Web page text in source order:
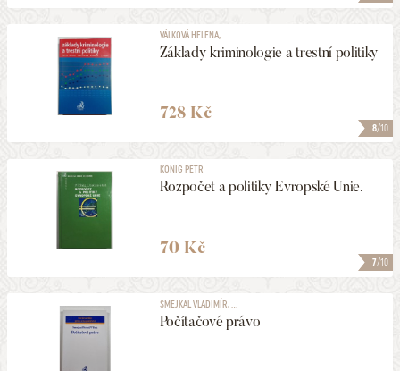
8/10
VÁLKOVÁ HELENA, ...
Základy kriminologie a trestní politiky
728 Kč
7/10
KÖNIG PETR
Rozpočet a politiky Evropské Unie.
70 Kč
SMEJKAL VLADIMÍR, ...
Počítačové právo